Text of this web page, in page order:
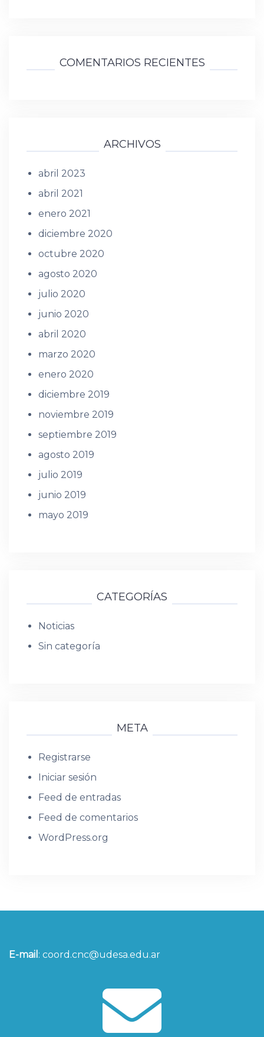
COMENTARIOS RECIENTES
ARCHIVOS
abril 2023
abril 2021
enero 2021
diciembre 2020
octubre 2020
agosto 2020
julio 2020
junio 2020
abril 2020
marzo 2020
enero 2020
diciembre 2019
noviembre 2019
septiembre 2019
agosto 2019
julio 2019
junio 2019
mayo 2019
CATEGORÍAS
Noticias
Sin categoría
META
Registrarse
Iniciar sesión
Feed de entradas
Feed de comentarios
WordPress.org
E-mail : coord.cnc@udesa.edu.ar